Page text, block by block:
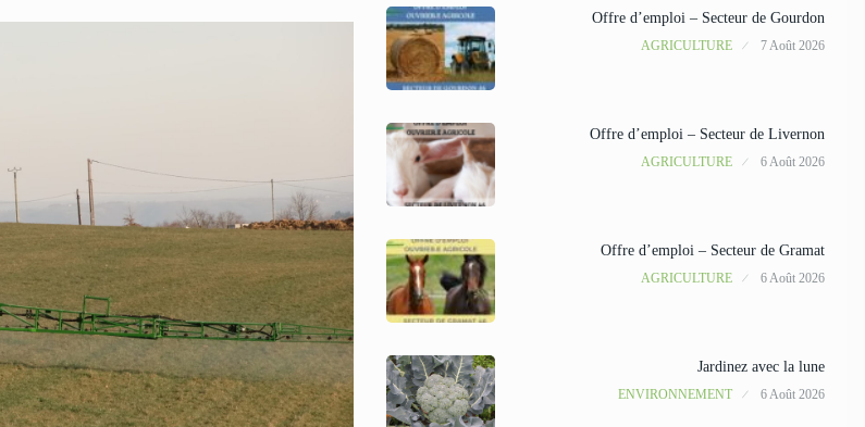
Offre d’emploi – Secteur de Gourdon
AGRICULTURE 7 Août 2026
Offre d’emploi – Secteur de Livernon
AGRICULTURE 6 Août 2026
Offre d’emploi – Secteur de Gramat
AGRICULTURE 6 Août 2026
Jardinez avec la lune
ENVIRONNEMENT 6 Août 2026